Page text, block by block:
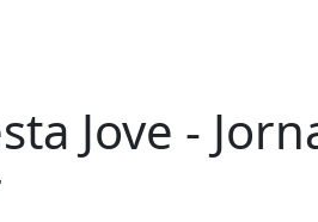
Jove -